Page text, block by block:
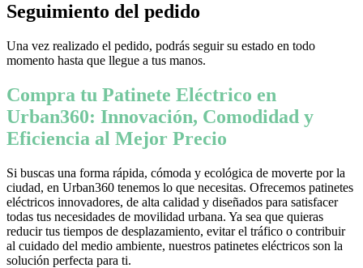
Seguimiento del pedido
Una vez realizado el pedido, podrás seguir su estado en todo
momento hasta que llegue a tus manos.
Compra tu Patinete Eléctrico en
Urban360: Innovación, Comodidad y
Eficiencia al Mejor Precio
Si buscas una forma rápida, cómoda y ecológica de moverte por la
ciudad, en Urban360 tenemos lo que necesitas. Ofrecemos patinetes
eléctricos innovadores, de alta calidad y diseñados para satisfacer
todas tus necesidades de movilidad urbana. Ya sea que quieras
reducir tus tiempos de desplazamiento, evitar el tráfico o contribuir
al cuidado del medio ambiente, nuestros patinetes eléctricos son la
solución perfecta para ti.